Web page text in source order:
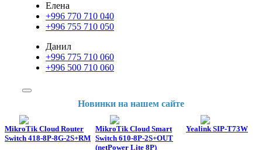
Елена
+996 770 710 040
+996 755 710 050
Данил
+996 775 710 060
+996 500 710 060
Новинки на нашем сайте
MikroTik Cloud Router
Switch 418-8P-8G-2S+RM
MikroTik Cloud Smart
Switch 610-8P-2S+OUT
(netPower Lite 8P)
Yealink SIP-T73W